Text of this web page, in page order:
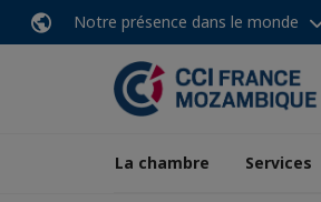
Notre présence dans le monde
La chambre Services